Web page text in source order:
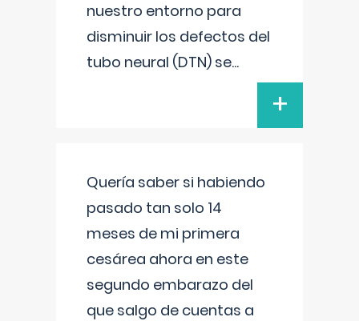
nuestro entorno para
disminuir los defectos del
tubo neural (DTN) se...
+
Quería saber si habiendo
pasado tan solo 14
meses de mi primera
cesárea ahora en este
segundo embarazo del
que salgo de cuentas a